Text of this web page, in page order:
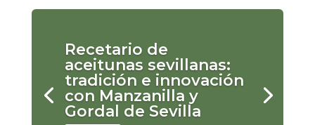
Recetario de
aceitunas sevillanas:
tradición e innovación
con Manzanilla y
Gordal de Sevilla